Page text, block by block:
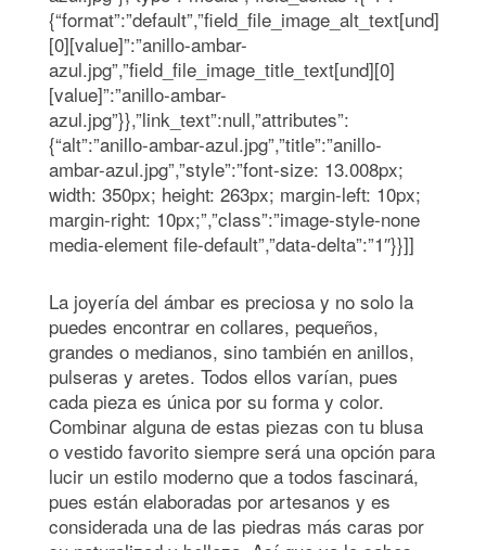
{“format”:”default”,”field_file_image_alt_text[und]
[0][value]”:”anillo-ambar-
azul.jpg”,”field_file_image_title_text[und][0]
[value]”:”anillo-ambar-
azul.jpg”}},”link_text”:null,”attributes”:
{“alt”:”anillo-ambar-azul.jpg”,”title”:”anillo-
ambar-azul.jpg”,”style”:”font-size: 13.008px;
width: 350px; height: 263px; margin-left: 10px;
margin-right: 10px;”,”class”:”image-style-none
media-element file-default”,”data-delta”:”1″}}]]
La joyería del ámbar es preciosa y no solo la
puedes encontrar en collares, pequeños,
grandes o medianos, sino también en anillos,
pulseras y aretes. Todos ellos varían, pues
cada pieza es única por su forma y color.
Combinar alguna de estas piezas con tu blusa
o vestido favorito siempre será una opción para
lucir un estilo moderno que a todos fascinará,
pues están elaboradas por artesanos y es
considerada una de las piedras más caras por